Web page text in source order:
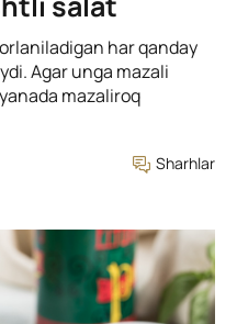
har qanday
Аgar unga mazali
mazaliroq
Sharhlar